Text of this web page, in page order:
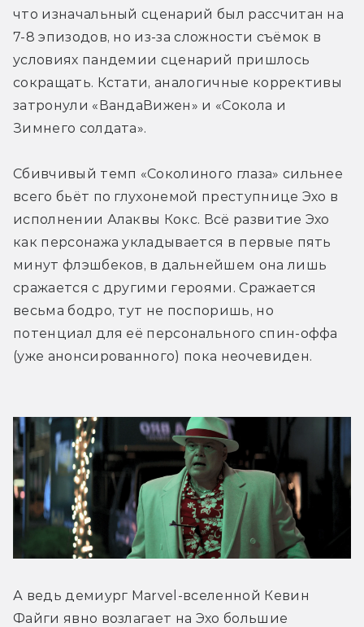
что изначальный сценарий был рассчитан на
7-8 эпизодов, но из-за сложности съёмок в
условиях пандемии сценарий пришлось
сокращать. Кстати, аналогичные коррективы
затронули «ВандаВижен» и «Сокола и
Зимнего солдата».
Сбивчивый темп «Соколиного глаза» сильнее
всего бьёт по глухонемой преступнице Эхо в
исполнении Алаквы Кокс. Всё развитие Эхо
как персонажа укладывается в первые пять
минут флэшбеков, в дальнейшем она лишь
сражается с другими героями. Сражается
весьма бодро, тут не поспоришь, но
потенциал для её персонального спин-оффа
(уже анонсированного) пока неочевиден.
А ведь демиург Marvel-вселенной Кевин
Файги явно возлагает на Эхо большие